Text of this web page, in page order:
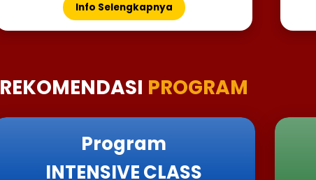
Info Selengkapnya
REKOMENDASI PROGRAM
Program
INTENSIVE CLASS